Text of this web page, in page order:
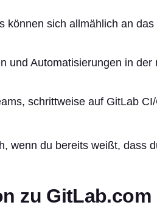
können sich allmählich an
und Automatisierungen in der
schrittweise auf GitLab
wenn du bereits weißt, dass
zu GitLab.com